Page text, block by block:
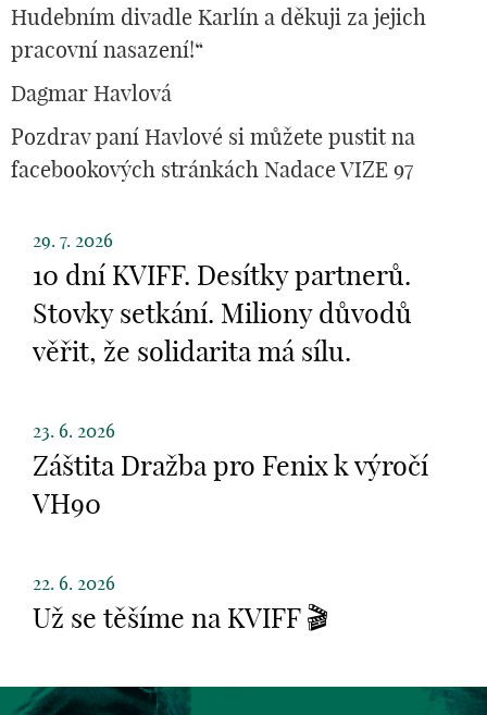
Hudebním divadle Karlín a děkuji za jejich
pracovní nasazení!“
Dagmar Havlová
Pozdrav paní Havlové si můžete pustit na
facebookových stránkách Nadace VIZE 97
29. 7. 2026
10 dní KVIFF. Desítky partnerů.
Stovky setkání. Miliony důvodů
věřit, že solidarita má sílu.
23. 6. 2026
Záštita Dražba pro Fenix k výročí
VH90
22. 6. 2026
Už se těšíme na KVIFF 🎬